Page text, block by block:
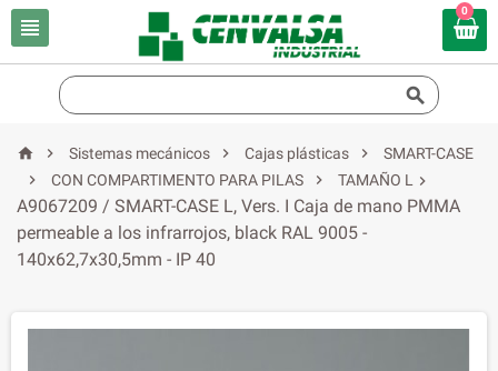

0

  Sistemas mecánicos  Cajas plásticas 
SMART-CASE

CON COMPARTIMENTO PARA PILAS  TAMAÑO L 
A9067209 / SMART-CASE L, Vers. I Caja de mano PMMA
permeable a los infrarrojos, black RAL 9005 -
140x62,7x30,5mm - IP 40